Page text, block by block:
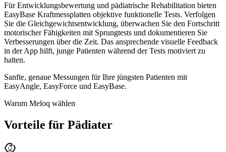
Für Entwicklungsbewertung und pädiatrische Rehabilitation bieten
EasyBase Kraftmessplatten objektive funktionelle Tests. Verfolgen
Sie die Gleichgewichtsentwicklung, überwachen Sie den Fortschritt
motorischer Fähigkeiten mit Sprungtests und dokumentieren Sie
Verbesserungen über die Zeit. Das ansprechende visuelle Feedback
in der App hilft, junge Patienten während der Tests motiviert zu
halten.
Sanfte, genaue Messungen für Ihre jüngsten Patienten mit
EasyAngle, EasyForce und EasyBase.
Warum Meloq wählen
Vorteile für Pädiater